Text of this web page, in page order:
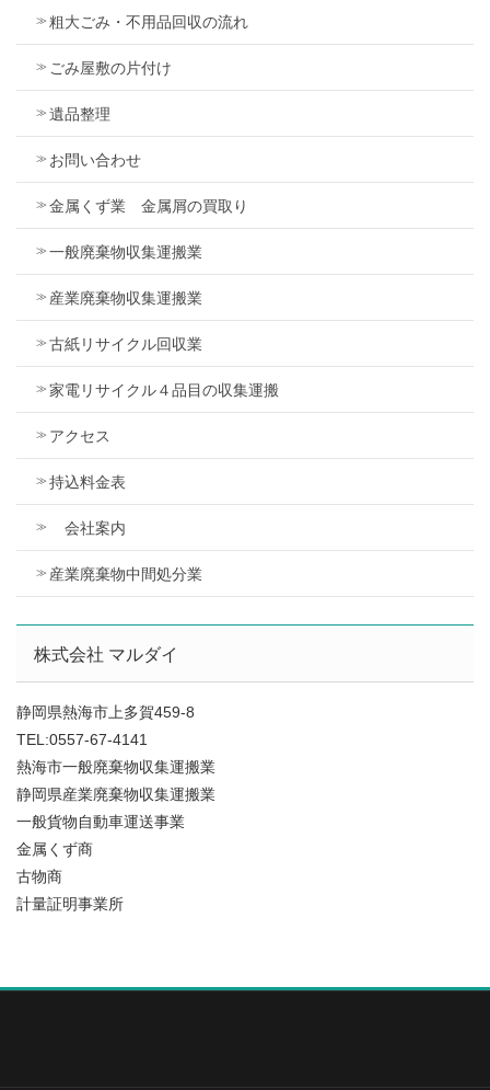
粗大ごみ・不用品回収の流れ
ごみ屋敷の片付け
遺品整理
お問い合わせ
金属くず業 金属屑の買取り
一般廃棄物収集運搬業
産業廃棄物収集運搬業
古紙リサイクル回収業
家電リサイクル４品目の収集運搬
アクセス
持込料金表
会社案内
産業廃棄物中間処分業
株式会社 マルダイ
静岡県熱海市上多賀459-8
TEL:0557-67-4141
熱海市一般廃棄物収集運搬業
静岡県産業廃棄物収集運搬業
一般貨物自動車運送事業
金属くず商
古物商
計量証明事業所